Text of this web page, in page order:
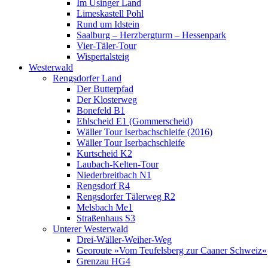
Im Usinger Land
Limeskastell Pohl
Rund um Idstein
Saalburg – Herzbergturm – Hessenpark
Vier-Täler-Tour
Wispertalsteig
Westerwald
Rengsdorfer Land
Der Butterpfad
Der Klosterweg
Bonefeld B1
Ehlscheid E1 (Gommerscheid)
Wäller Tour Iserbachschleife (2016)
Wäller Tour Iserbachschleife
Kurtscheid K2
Laubach-Kelten-Tour
Niederbreitbach N1
Rengsdorf R4
Rengsdorfer Tälerweg R2
Melsbach Me1
Straßenhaus S3
Unterer Westerwald
Drei-Wäller-Weiher-Weg
Georoute »Vom Teufelsberg zur Caaner Schweiz«
Grenzau HG4